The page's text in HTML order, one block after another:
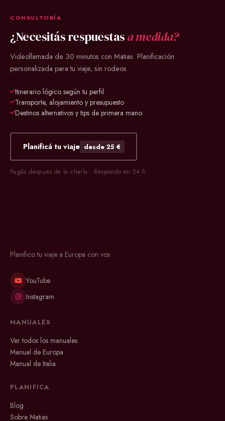
CONSULTORÍA
¿Necesitás respuestasa medida?
Videollamada de 30 minutos con Matias. Planificación
personalizada para tu viaje, sin rodeos.
Itinerario lógico según tu perfil
Transporte, alojamiento y presupuesto
Destinos alternativos y tips de primera mano
Planificá tu viaje desde 25 €
Pagás después de la charla · Respondo en 24 h
Planifico tu viaje a Europa con vos
YouTube
Instagram
MANUALES
Ver todos los manuales
Manual de Europa
Manual de Italia
PLANIFICA
Blog
Sobre Matias